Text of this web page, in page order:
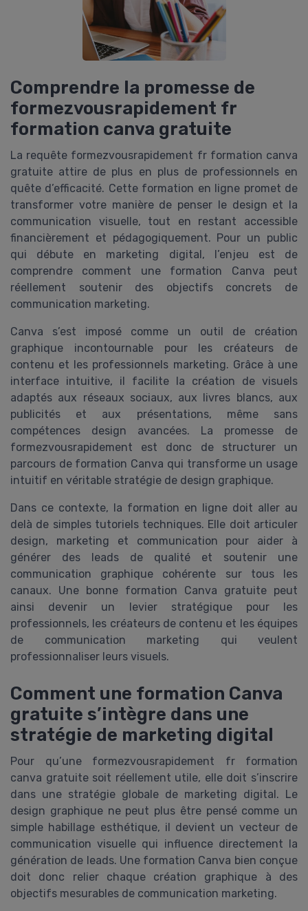
Comprendre la promesse de
formezvousrapidement fr
formation canva gratuite
La requête formezvousrapidement fr formation canva
gratuite attire de plus en plus de professionnels en
quête d’efficacité. Cette formation en ligne promet de
transformer votre manière de penser le design et la
communication visuelle, tout en restant accessible
financièrement et pédagogiquement. Pour un public
qui débute en marketing digital, l’enjeu est de
comprendre comment une formation Canva peut
réellement soutenir des objectifs concrets de
communication marketing.
Canva s’est imposé comme un outil de création
graphique incontournable pour les créateurs de
contenu et les professionnels marketing. Grâce à une
interface intuitive, il facilite la création de visuels
adaptés aux réseaux sociaux, aux livres blancs, aux
publicités et aux présentations, même sans
compétences design avancées. La promesse de
formezvousrapidement est donc de structurer un
parcours de formation Canva qui transforme un usage
intuitif en véritable stratégie de design graphique.
Dans ce contexte, la formation en ligne doit aller au
delà de simples tutoriels techniques. Elle doit articuler
design, marketing et communication pour aider à
générer des leads de qualité et soutenir une
communication graphique cohérente sur tous les
canaux. Une bonne formation Canva gratuite peut
ainsi devenir un levier stratégique pour les
professionnels, les créateurs de contenu et les équipes
de communication marketing qui veulent
professionnaliser leurs visuels.
Comment une formation Canva
gratuite s’intègre dans une
stratégie de marketing digital
Pour qu’une formezvousrapidement fr formation
canva gratuite soit réellement utile, elle doit s’inscrire
dans une stratégie globale de marketing digital. Le
design graphique ne peut plus être pensé comme un
simple habillage esthétique, il devient un vecteur de
communication visuelle qui influence directement la
génération de leads. Une formation Canva bien conçue
doit donc relier chaque création graphique à des
objectifs mesurables de communication marketing.